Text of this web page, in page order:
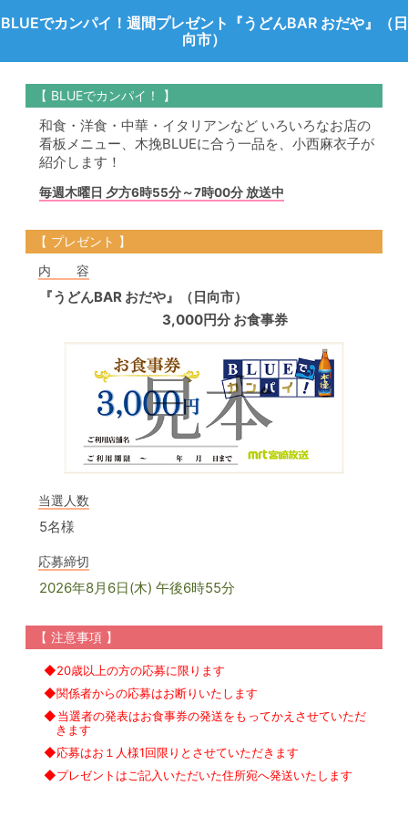
BLUEでカンパイ！週間プレゼント『うどんBAR おだや』（日
向市）
【 BLUEでカンパイ！ 】
和食・洋食・中華・イタリアンなど いろいろなお店の
看板メニュー、木挽BLUEに合う一品を、小西麻衣子が
紹介します！
毎週木曜日 夕方6時55分～7時00分 放送中
【 プレゼント 】
内 容
『うどんBAR おだや』（日向市）
3,000円分 お食事券
当選人数
5名様
応募締切
2026年8月6日(木) 午後6時55分
【 注意事項 】
◆20歳以上の方の応募に限ります
◆関係者からの応募はお断りいたします
◆当選者の発表はお食事券の発送をもってかえさせていただ
きます
◆応募はお１人様1回限りとさせていただきます
◆プレゼントはご記入いただいた住所宛へ発送いたします